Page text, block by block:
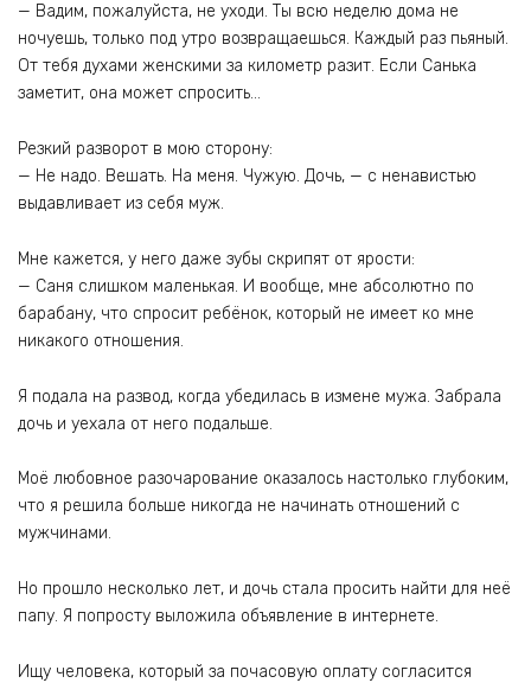
— Вадим, пожалуйста, не уходи. Ты всю неделю дома не
ночуешь, только под утро возвращаешься. Каждый раз пьяный.
От тебя духами женскими за километр разит. Если Санька
заметит, она может спросить…
Резкий разворот в мою сторону:
— Не надо. Вешать. На меня. Чужую. Дочь, — с ненавистью
выдавливает из себя муж.
Мне кажется, у него даже зубы скрипят от ярости:
— Саня слишком маленькая. И вообще, мне абсолютно по
барабану, что спросит ребёнок, который не имеет ко мне
никакого отношения.
Я подала на развод, когда убедилась в измене мужа. Забрала
дочь и уехала от него подальше.
Моё любовное разочарование оказалось настолько глубоким,
что я решила больше никогда не начинать отношений с
мужчинами.
Но прошло несколько лет, и дочь стала просить найти для неё
папу. Я попросту выложила объявление в интернете.
Ищу человека, который за почасовую оплату согласится